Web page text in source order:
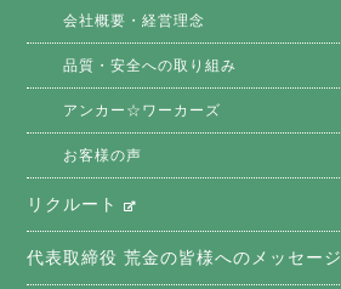
会社概要・経営理念
品質・安全への取り組み
アンカー☆ワーカーズ
お客様の声
リクルート
代表取締役 荒金の皆様へのメッセージ